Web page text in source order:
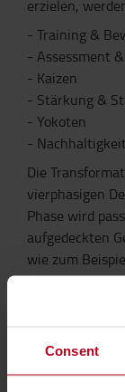
Consent
erzielen,
- Training &
- Assessment
- Kaizen
- Stärkung &
- Yokoten
- Nachhaltigkeit
Die
vierphasigen
Phase wird
aufgedeckten
wie zum
-
- Lean